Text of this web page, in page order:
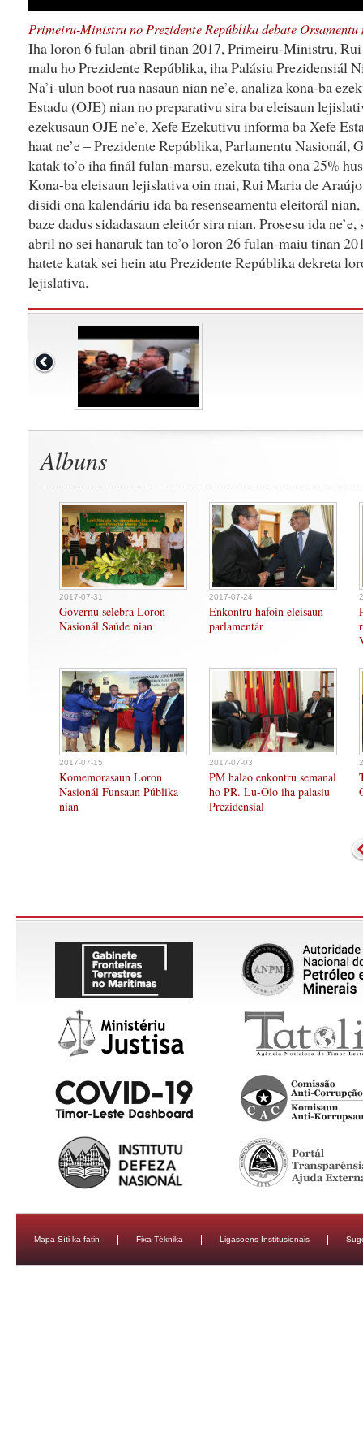
Primeiru-Ministru no Prezidente Repúblika debate
Iha loron 6 fulan-abril tinan 2017, Primeiru-Ministru,
malu ho Prezidente Repúblika, iha Palásiu Prezidensiál
Na’i-ulun boot rua nasaun nian ne’e, analiza kona-ba
Estadu (OJE) nian no preparativu sira ba eleisaun
ezekusaun OJE ne’e, Xefe Ezekutivu informa ba Xefe
haat ne’e – Prezidente Repúblika, Parlamentu Nasionál,
katak to’o iha finál fulan-marsu, ezekuta tiha ona 25%
Kona-ba eleisaun lejislativa oin mai, Rui Maria de
disidi ona kalendáriu ida ba resenseamentu eleitorál
baze dadus sidadasaun eleitór sira nian. Prosesu ida
abril no sei hanaruk tan to’o loron 26 fulan-maiu tinan
hatete katak sei hein atu Prezidente Repúblika dekreta
lejislativa.
Albuns
2017-07-31
Governu selebra Loron
Nasionál Saúde nian
2017-07-24
Enkontru hafoin eleisaun
parlamentár
2017-07-15
Komemorasaun Loron
Nasionál Funsaun Públika
nian
2017-07-03
PM halao enkontru semanal
ho PR. Lu-Olo iha palasiu
Prezidensial
Mapa Síti ka fatin Fixa Téknika Ligasoens Institusionais